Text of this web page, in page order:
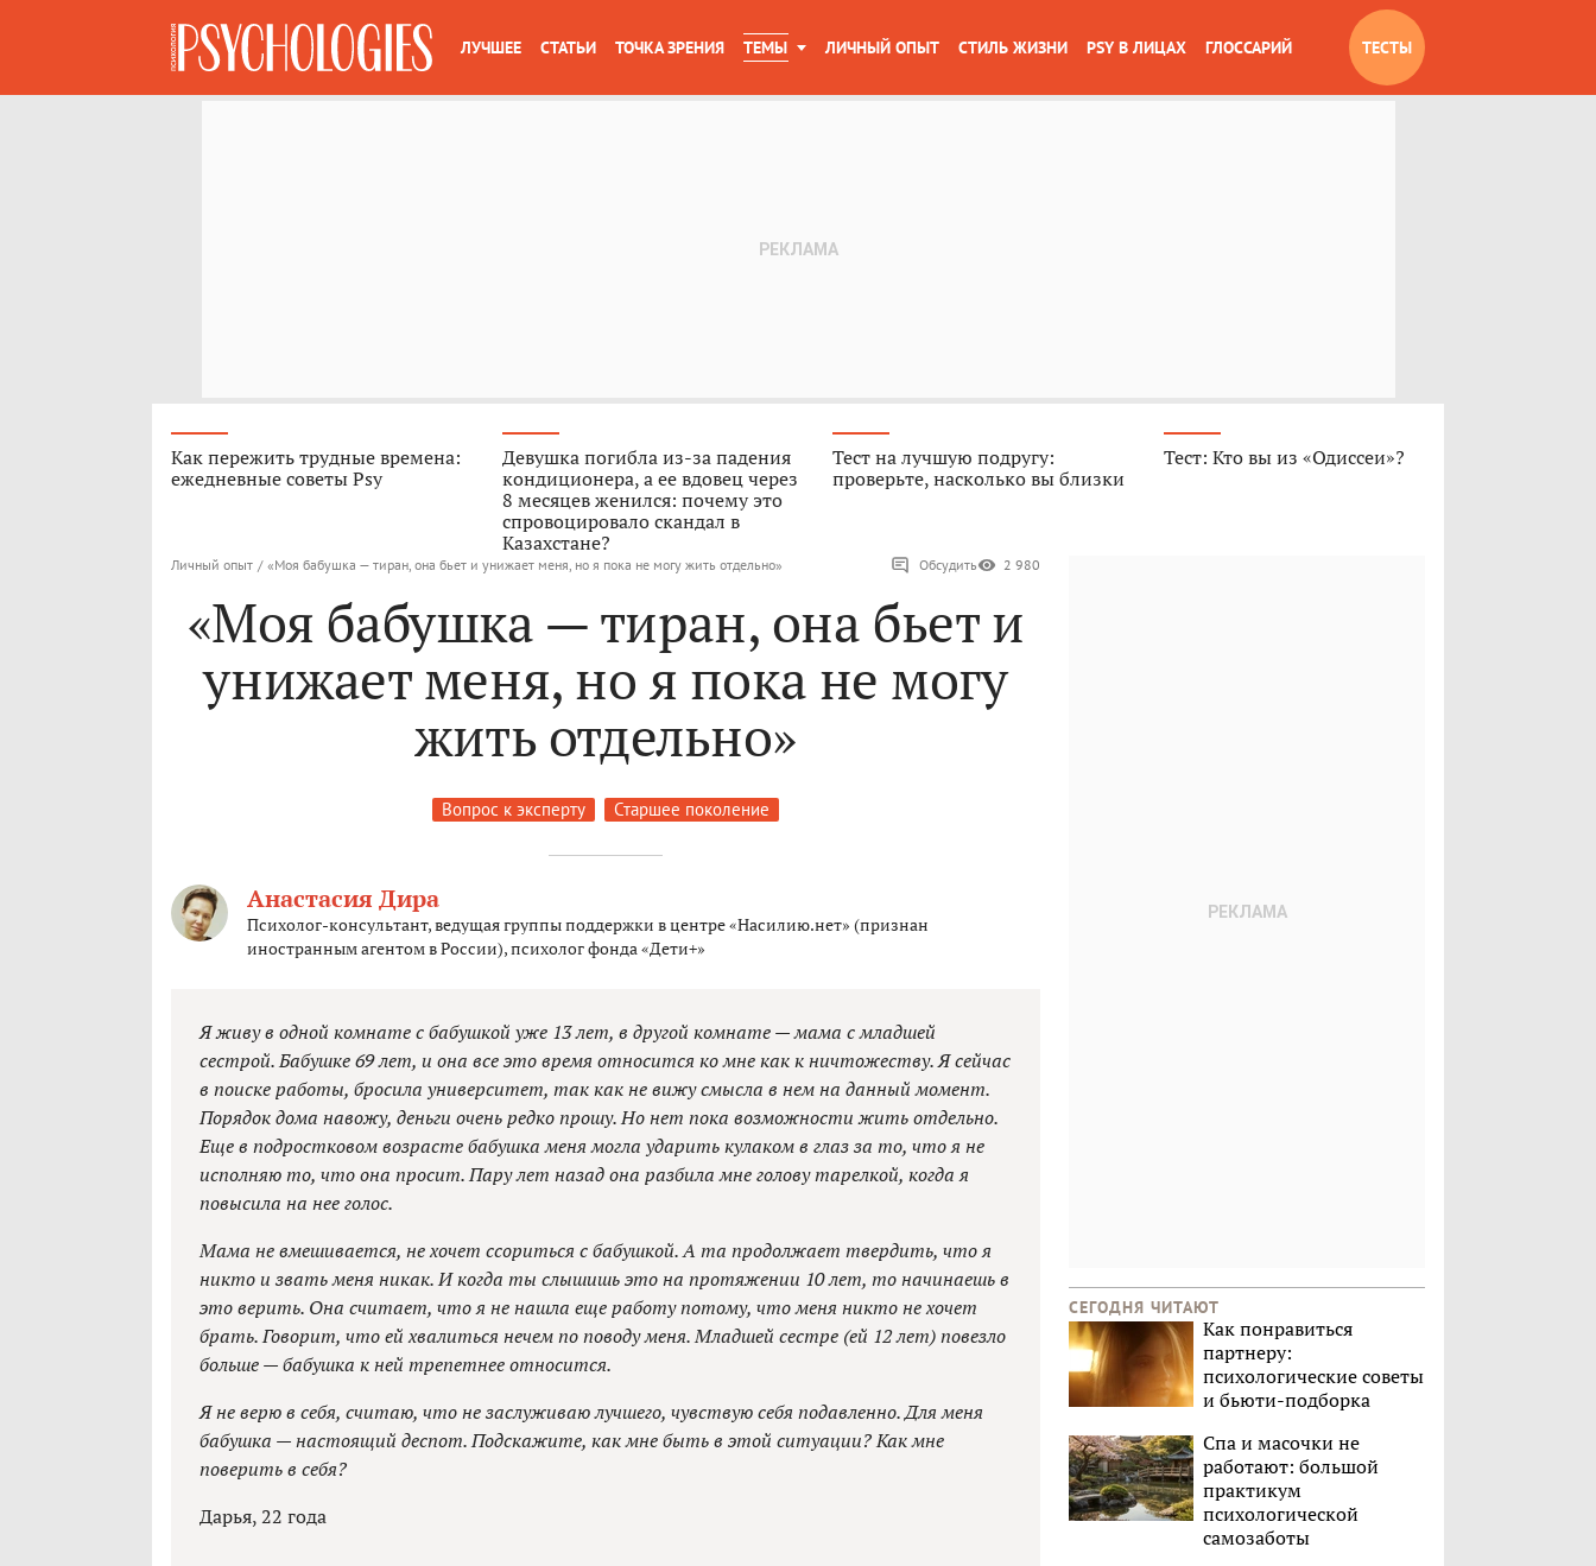
ЛУЧШЕЕ СТАТЬИ ТОЧКА ЗРЕНИЯ ТЕМЫ ЛИЧНЫЙ ОПЫТ СТИЛЬ ЖИЗНИ PSY В ЛИЦАХ ГЛОССАРИЙ ТЕСТЫ
Как пережить трудные времена:
ежедневные советы Psy
Девушка погибла из-за падения
кондиционера, а ее вдовец через
8 месяцев женился: почему это
спровоцировало скандал в
Казахстане?
Тест на лучшую подругу:
проверьте, насколько вы близки
Тест: Кто вы из «Одиссеи»?
Личный опыт / «Моя бабушка — тиран, она бьет и унижает меня, но я пока не могу жить отдельно» Обсудить 2 980
«Моя бабушка — тиран, она бьет и
унижает меня, но я пока не могу
жить отдельно»
Вопрос к эксперту Старшее поколение
Анастасия Дира
Психолог-консультант, ведущая группы поддержки в центре «Насилию.нет» (признан
иностранным агентом в России), психолог фонда «Дети+»
Я живу в одной комнате с бабушкой уже 13 лет, в другой комнате — мама с младшей
сестрой. Бабушке 69 лет, и она все это время относится ко мне как к ничтожеству. Я сейчас
в поиске работы, бросила университет, так как не вижу смысла в нем на данный момент.
Порядок дома навожу, деньги очень редко прошу. Но нет пока возможности жить отдельно.
Еще в подростковом возрасте бабушка меня могла ударить кулаком в глаз за то, что я не
исполняю то, что она просит. Пару лет назад она разбила мне голову тарелкой, когда я
повысила на нее голос.
Мама не вмешивается, не хочет ссориться с бабушкой. А та продолжает твердить, что я
никто и звать меня никак. И когда ты слышишь это на протяжении 10 лет, то начинаешь в
это верить. Она считает, что я не нашла еще работу потому, что меня никто не хочет
брать. Говорит, что ей хвалиться нечем по поводу меня. Младшей сестре (ей 12 лет) повезло
больше — бабушка к ней трепетнее относится.
Я не верю в себя, считаю, что не заслуживаю лучшего, чувствую себя подавленно. Для меня
бабушка — настоящий деспот. Подскажите, как мне быть в этой ситуации? Как мне
поверить в себя?
Дарья, 22 года
СЕГОДНЯ ЧИТАЮТ
Как понравиться
партнеру:
психологические советы
и бьюти-подборка
Спа и масочки не
работают: большой
практикум
психологической
самозаботы